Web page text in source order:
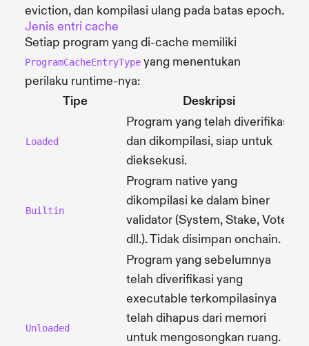
eviction, dan kompilasi ulang pada batas epoch.
Jenis entri cache
Setiap program yang di-cache memiliki
ProgramCacheEntryType yang menentukan
perilaku runtime-nya:
Tipe
Deskripsi
Loaded
Program yang telah diverifikasi
dan dikompilasi, siap untuk
dieksekusi.
Builtin
Program native yang
dikompilasi ke dalam biner
validator (System, Stake, Vote,
dll.). Tidak disimpan onchain.
Unloaded
Program yang sebelumnya
telah diverifikasi yang
executable terkompilasinya
telah dihapus dari memori
untuk mengosongkan ruang.